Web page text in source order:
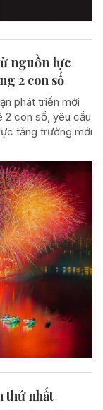
nguồn lực
2 con số
phát triển mới
2 con số, yêu cầu
tăng trưởng mới
thứ nhất